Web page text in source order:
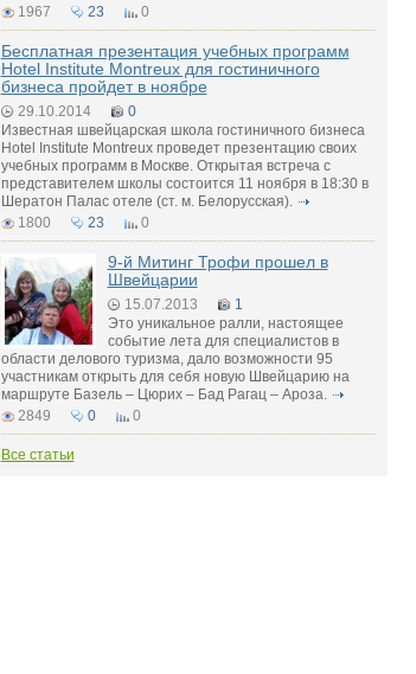
1967
23 0
Бесплатная презентация учебных программ
Hotel Institute Montreux для гостиничного
бизнеса пройдет в ноябре
29.10.2014
0
Известная швейцарская школа гостиничного бизнеса
Hotel Institute Montreux проведет презентацию своих
учебных программ в Москве. Открытая встреча с
представителем школы состоится 11 ноября в 18:30 в
Шератон Палас отеле (ст. м. Белорусская).
1800
23 0
9-й Митинг Трофи прошел в
Швейцарии
15.07.2013
1
Это уникальное ралли, настоящее
событие лета для специалистов в
области делового туризма, дало возможности 95
участникам открыть для себя новую Швейцарию на
маршруте Базель – Цюрих – Бад Рагац – Ароза.
2849
0 0
Все статьи